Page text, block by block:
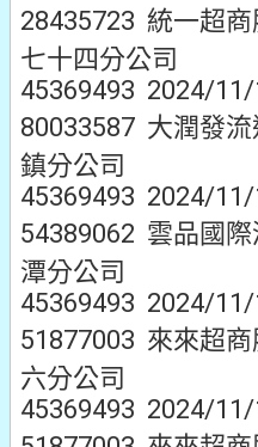
28435723 統一超
七十四分公司
45369493 2024/11/
80033587 大潤發
鎮分公司
45369493 2024/11/
54389062 雲品國
潭分公司
45369493 2024/11/
51877003 來來超
六分公司
45369493 2024/11/